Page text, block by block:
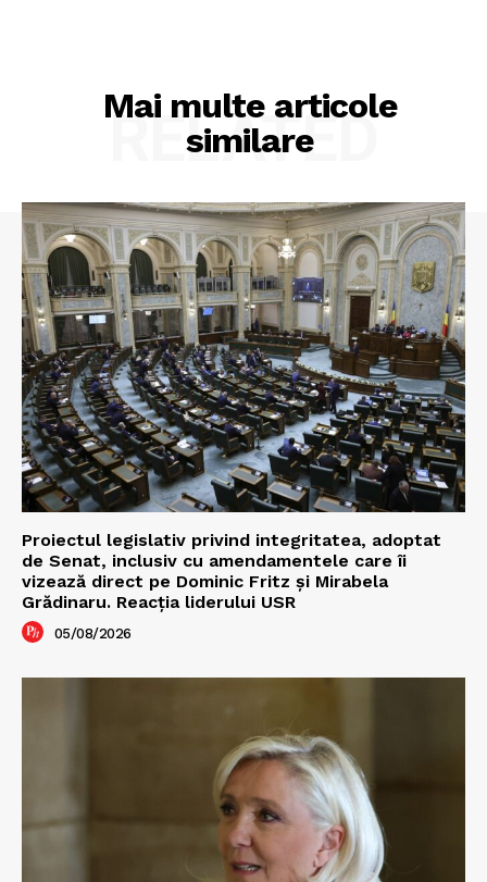
Mai multe articole
similare
RELATED
Proiectul legislativ privind integritatea, adoptat
de Senat, inclusiv cu amendamentele care îi
vizează direct pe Dominic Fritz și Mirabela
Grădinaru. Reacția liderului USR
05/08/2026